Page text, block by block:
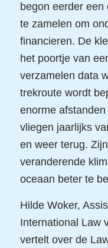
begon eerder
te zamelen om
financieren. De
het poortje van
verzamelen data
trekroute wordt
enorme
vliegen jaarlijks
en weer terug.
veranderende
oceaan beter te
Hilde Woker,
International Law
vertelt over de